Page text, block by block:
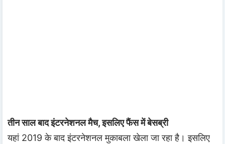
तीन साल बाद इंटरनेशनल मैच, इसलिए फैंस में बेसब्री
यहां 2019 के बाद इंटरनेशनल मुकाबला खेला जा रहा है। इसलिए